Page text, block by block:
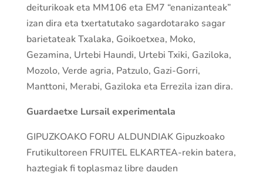
deiturikoak eta MM106 eta EM7 “enanizanteak”
izan dira eta txertatutako sagardotarako sagar
barietateak Txalaka, Goikoetxea, Moko,
Gezamina, Urtebi Haundi, Urtebi Txiki, Gaziloka,
Mozolo, Verde agria, Patzulo, Gazi-Gorri,
Manttoni, Merabi, Gaziloka eta Errezila izan dira.
Guardaetxe Lursail experimentala
GIPUZKOAKO FORU ALDUNDIAK Gipuzkoako
Frutikultoreen FRUITEL ELKARTEA-rekin batera,
haztegiak fi toplasmaz libre dauden